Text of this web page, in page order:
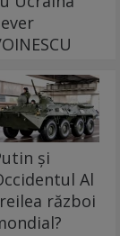
și
Al
război